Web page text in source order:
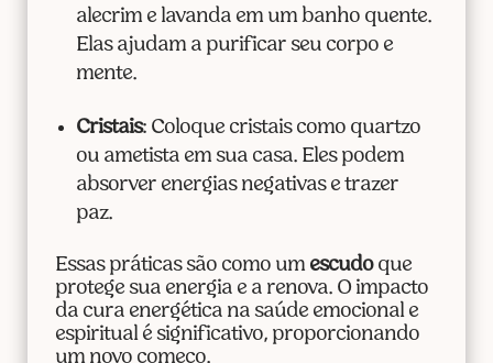
alecrim e lavanda em um banho quente.
Elas ajudam a purificar seu corpo e
mente.
Cristais: Coloque cristais como quartzo
ou ametista em sua casa. Eles podem
absorver energias negativas e trazer
paz.
Essas práticas são como um escudoque
protege sua energia e a renova. O impacto
da cura energética na saúde emocional e
espiritual é significativo, proporcionando
um novo começo.